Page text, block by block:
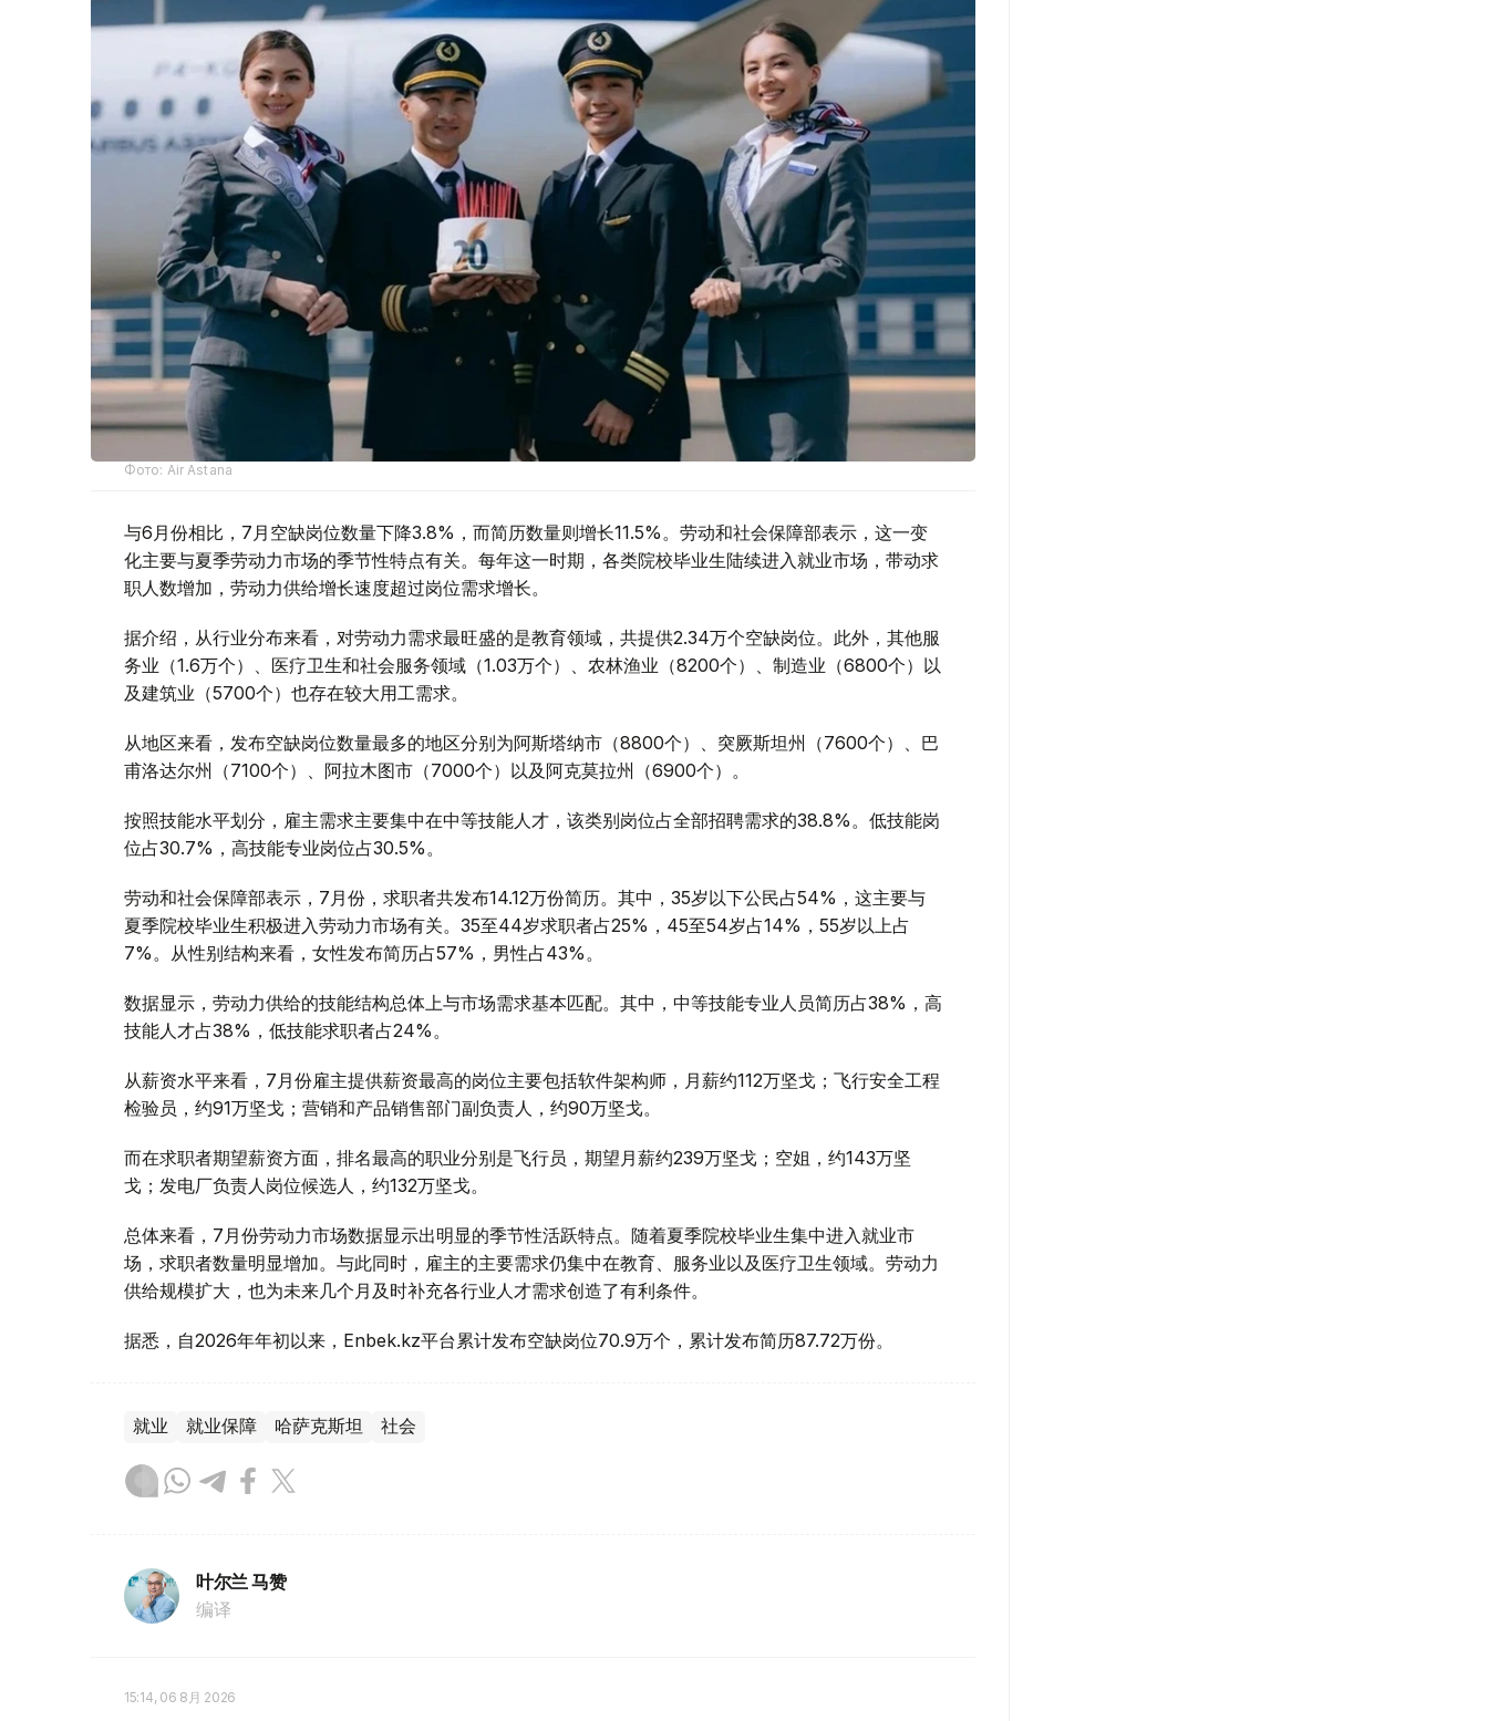
Фото: Air Astana
与6月份相比，7月空缺岗位数量下降3.8%，而简历数量则增长11.5%。劳动和社会保障部表示，这一变
化主要与夏季劳动力市场的季节性特点有关。每年这一时期，各类院校毕业生陆续进入就业市场，带动求
职人数增加，劳动力供给增长速度超过岗位需求增长。
据介绍，从行业分布来看，对劳动力需求最旺盛的是教育领域，共提供2.34万个空缺岗位。此外，其他服
务业（1.6万个）、医疗卫生和社会服务领域（1.03万个）、农林渔业（8200个）、制造业（6800个）以
及建筑业（5700个）也存在较大用工需求。
从地区来看，发布空缺岗位数量最多的地区分别为阿斯塔纳市（8800个）、突厥斯坦州（7600个）、巴
甫洛达尔州（7100个）、阿拉木图市（7000个）以及阿克莫拉州（6900个）。
按照技能水平划分，雇主需求主要集中在中等技能人才，该类别岗位占全部招聘需求的38.8%。低技能岗
位占30.7%，高技能专业岗位占30.5%。
劳动和社会保障部表示，7月份，求职者共发布14.12万份简历。其中，35岁以下公民占54%，这主要与
夏季院校毕业生积极进入劳动力市场有关。35至44岁求职者占25%，45至54岁占14%，55岁以上占
7%。从性别结构来看，女性发布简历占57%，男性占43%。
数据显示，劳动力供给的技能结构总体上与市场需求基本匹配。其中，中等技能专业人员简历占38%，高
技能人才占38%，低技能求职者占24%。
从薪资水平来看，7月份雇主提供薪资最高的岗位主要包括软件架构师，月薪约112万坚戈；飞行安全工程
检验员，约91万坚戈；营销和产品销售部门副负责人，约90万坚戈。
而在求职者期望薪资方面，排名最高的职业分别是飞行员，期望月薪约239万坚戈；空姐，约143万坚
戈；发电厂负责人岗位候选人，约132万坚戈。
总体来看，7月份劳动力市场数据显示出明显的季节性活跃特点。随着夏季院校毕业生集中进入就业市
场，求职者数量明显增加。与此同时，雇主的主要需求仍集中在教育、服务业以及医疗卫生领域。劳动力
供给规模扩大，也为未来几个月及时补充各行业人才需求创造了有利条件。
据悉，自2026年年初以来，Enbek.kz平台累计发布空缺岗位70.9万个，累计发布简历87.72万份。
就业 就业保障 哈萨克斯坦 社会
叶尔兰 马赞
编译
15:14, 06 8月 2026